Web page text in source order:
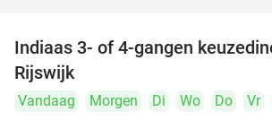
Indiaas 3- of 4-gangen
Rijswijk
Vandaag Morgen Di Wo Do Vr